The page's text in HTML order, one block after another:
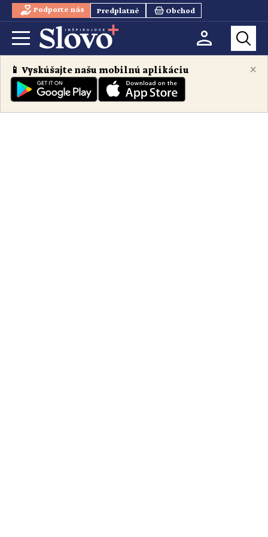
Podporte nás Predplatné Obchod
×
📱 Vyskúšajte našu mobilnú aplikáciu